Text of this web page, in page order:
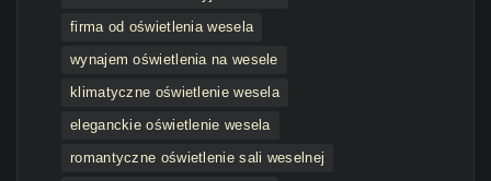
firma od oświetlenia wesela
wynajem oświetlenia na wesele
klimatyczne oświetlenie wesela
eleganckie oświetlenie wesela
romantyczne oświetlenie sali weselnej